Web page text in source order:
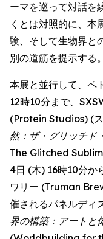
ーマを巡って対話を
くとは対照的に、本
験、そして生物界と
別の道筋を提示する。
本展と並行して、ペ
12時10分まで、
(Protein Studios) (
然：ザ・グリッチド
The Glitched
4日 (木) 16時10分か
ワリー (Truman
催されるパネルディ
界の構築：アートと